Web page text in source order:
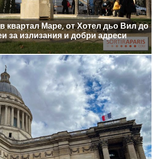
квартал Маре, от Хотел дьо Вил до
за излизания и добри адреси